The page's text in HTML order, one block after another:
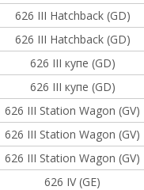
626 III Hatchback (GD)
626 III Hatchback (GD)
626 III купе (GD)
626 III купе (GD)
626 III Station Wagon (GV)
626 III Station Wagon (GV)
626 III Station Wagon (GV)
626 IV (GE)